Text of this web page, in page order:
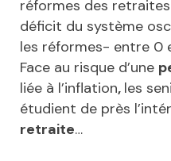
réformes des
déficit du système
les réformes- entre 0
Face au risque d’une
liée à l’inflation, les
étudient de près
retraite…